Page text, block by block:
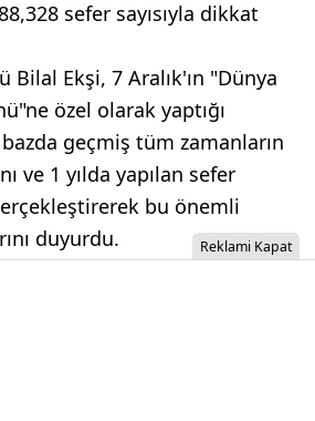
sefer sayısıyla dikkat
Bilal Ekşi, 7 Aralık'ın "Dünya
özel olarak yaptığı
bazda geçmiş tüm zamanların
ve 1 yılda yapılan sefer
bu önemli
duyurdu.
Reklami Kapat